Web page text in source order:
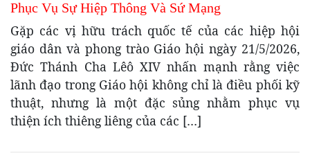
Phục Vụ Sự Hiệp Thông Và Sứ Mạng
Gặp các vị hữu trách quốc tế của các hiệp hội
giáo dân và phong trào Giáo hội ngày 21/5/2026,
Đức Thánh Cha Lêô XIV nhấn mạnh rằng việc
lãnh đạo trong Giáo hội không chỉ là điều phối kỹ
thuật, nhưng là một đặc sủng nhằm phục vụ
thiện ích thiêng liêng của các […]